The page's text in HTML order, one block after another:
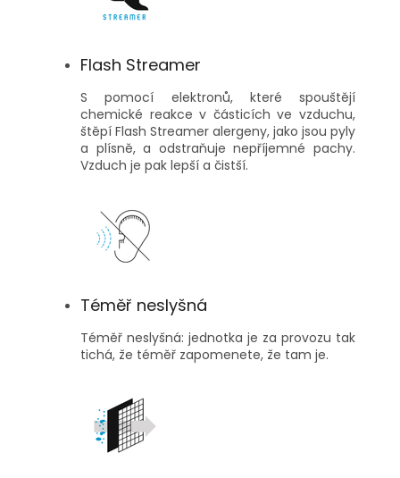
Flash Streamer
S pomocí elektronů, které spouštějí
chemické reakce v částicích ve vzduchu,
štěpí Flash Streamer alergeny, jako jsou pyly
a plísně, a odstraňuje nepříjemné pachy.
Vzduch je pak lepší a čistší.
Téměř neslyšná
Téměř neslyšná: jednotka je za provozu tak
tichá, že téměř zapomenete, že tam je.